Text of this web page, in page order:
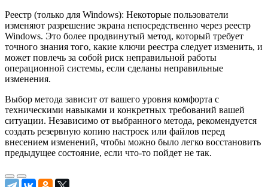
Реестр (только для Windows): Некоторые пользователи
изменяют разрешение экрана непосредственно через реестр
Windows. Это более продвинутый метод, который требует
точного знания того, какие ключи реестра следует изменить, и
может повлечь за собой риск неправильной работы
операционной системы, если сделаны неправильные
изменения.
Выбор метода зависит от вашего уровня комфорта с
техническими навыками и конкретных требований вашей
ситуации. Независимо от выбранного метода, рекомендуется
создать резервную копию настроек или файлов перед
внесением изменений, чтобы можно было легко восстановить
предыдущее состояние, если что-то пойдет не так.